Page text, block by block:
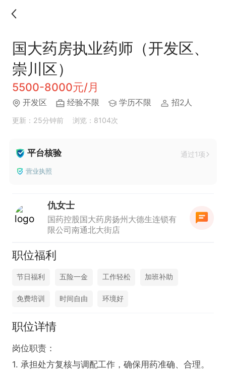
国大药房执业药师（开发区、
崇川区）
5500-8000元/月
开发区 经验不限 学历不限 招2人
更新：25分钟前 浏览：8104次
平台核验 通过1项
营业执照
仇女士
国药控股国大药房扬州大德生连锁有
限公司南通北大街店
职位福利
节日福利 五险一金 工作轻松 加班补助
免费培训 时间自由 环境好
职位详情
岗位职责：
1. 承担处方复核与调配工作，确保用药准确、合理。